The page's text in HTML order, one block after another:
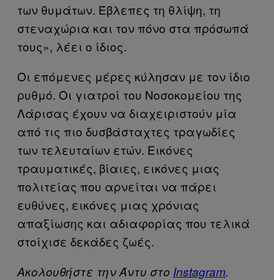
των θυμάτων. Έβλεπες τη θλίψη, τη
στεναχώρια και τον πόνο στα πρόσωπά
τους», λέει ο ίδιος.
Οι επόμενες μέρες κύλησαν με τον ίδιο
ρυθμό. Οι γιατροί του Νοσοκομείου της
Λάρισας έχουν να διαχειριστούν μία
από τις πιο δυσβάσταχτες τραγωδίες
των τελευταίων ετών. Εικόνες
τραυματικές, βίαιες, εικόνες μιας
πολιτείας που αρνείται να πάρει
ευθύνες, εικόνες μιας χρόνιας
απαξίωσης και αδιαφορίας που τελικά
στοίχισε δεκάδες ζωές.
Ακολουθήστε την Άντυ στο Instagram.